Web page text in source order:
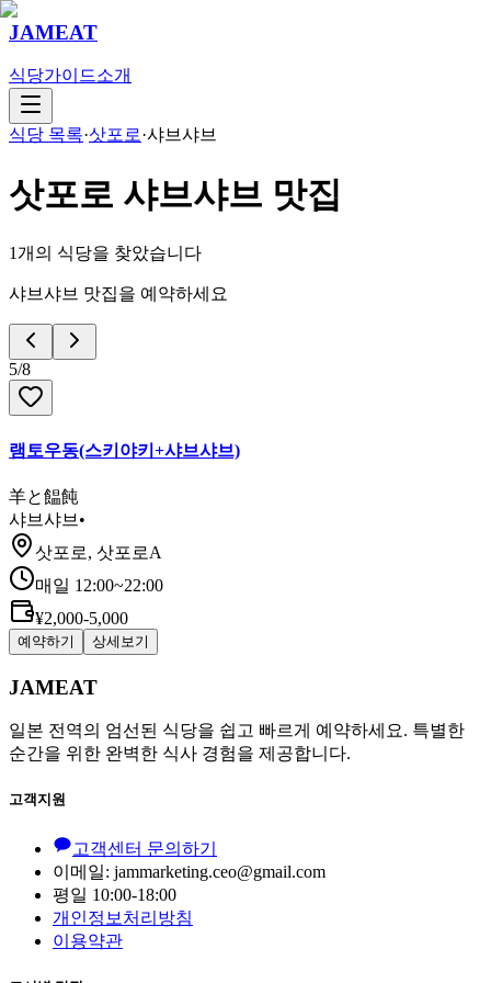
JAMEAT
식당가이드소개
식당 목록·삿포로·샤브샤브
삿포로 샤브샤브 맛집
1개의 식당을 찾았습니다
샤브샤브 맛집을 예약하세요
5/8
램토우동(스키야키+샤브샤브)
羊と饂飩
샤브샤브 •
삿포로, 삿포로A
매일 12:00~22:00
¥2,000-5,000
예약하기 상세보기
JAMEAT
일본 전역의 엄선된 식당을 쉽고 빠르게 예약하세요. 특별한
순간을 위한 완벽한 식사 경험을 제공합니다.
고객지원
고객센터 문의하기
이메일: jammarketing.ceo@gmail.com
평일 10:00-18:00
개인정보처리방침
이용약관